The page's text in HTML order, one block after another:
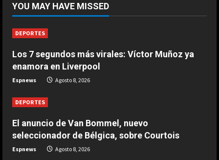
seleccionador de Bélgica, sobre
Courtois
DEPORTES
Los 7 segundos más virales: Víctor
Muñoz ya enamora en Liverpool
3
África también se rinde a Gianni
Infantino
Agosto 7, 2026
YOU MAY HAVE MISSED
DEPORTES
Los 7 segundos más virales: Víctor Muñoz ya
enamora en Liverpool
Espnews Agosto 8, 2026
DEPORTES
El anuncio de Van Bommel, nuevo
seleccionador de Bélgica, sobre Courtois
Espnews Agosto 8, 2026